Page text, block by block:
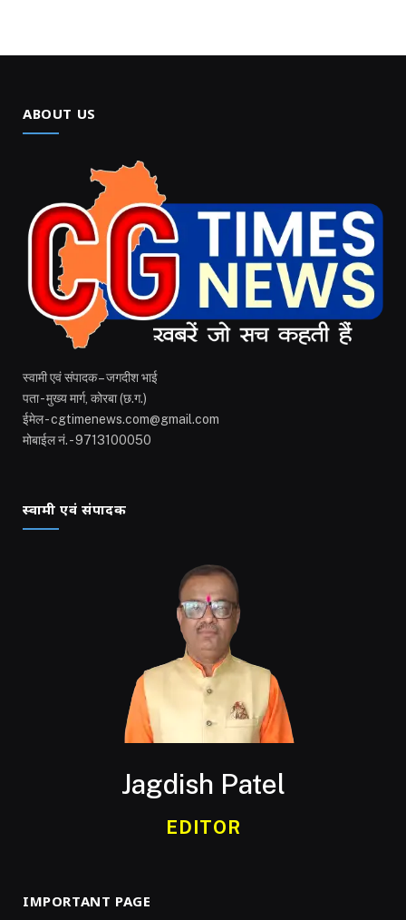
ABOUT US
स्वामी एवं संपादक – जगदीश भाई
पता - मुख्य मार्ग, कोरबा (छ.ग.)
ईमेल - cgtimenews.com@gmail.com
मोबाईल नं. - 9713100050
स्वामी एवं संपादक
Jagdish Patel
EDITOR
IMPORTANT PAGE